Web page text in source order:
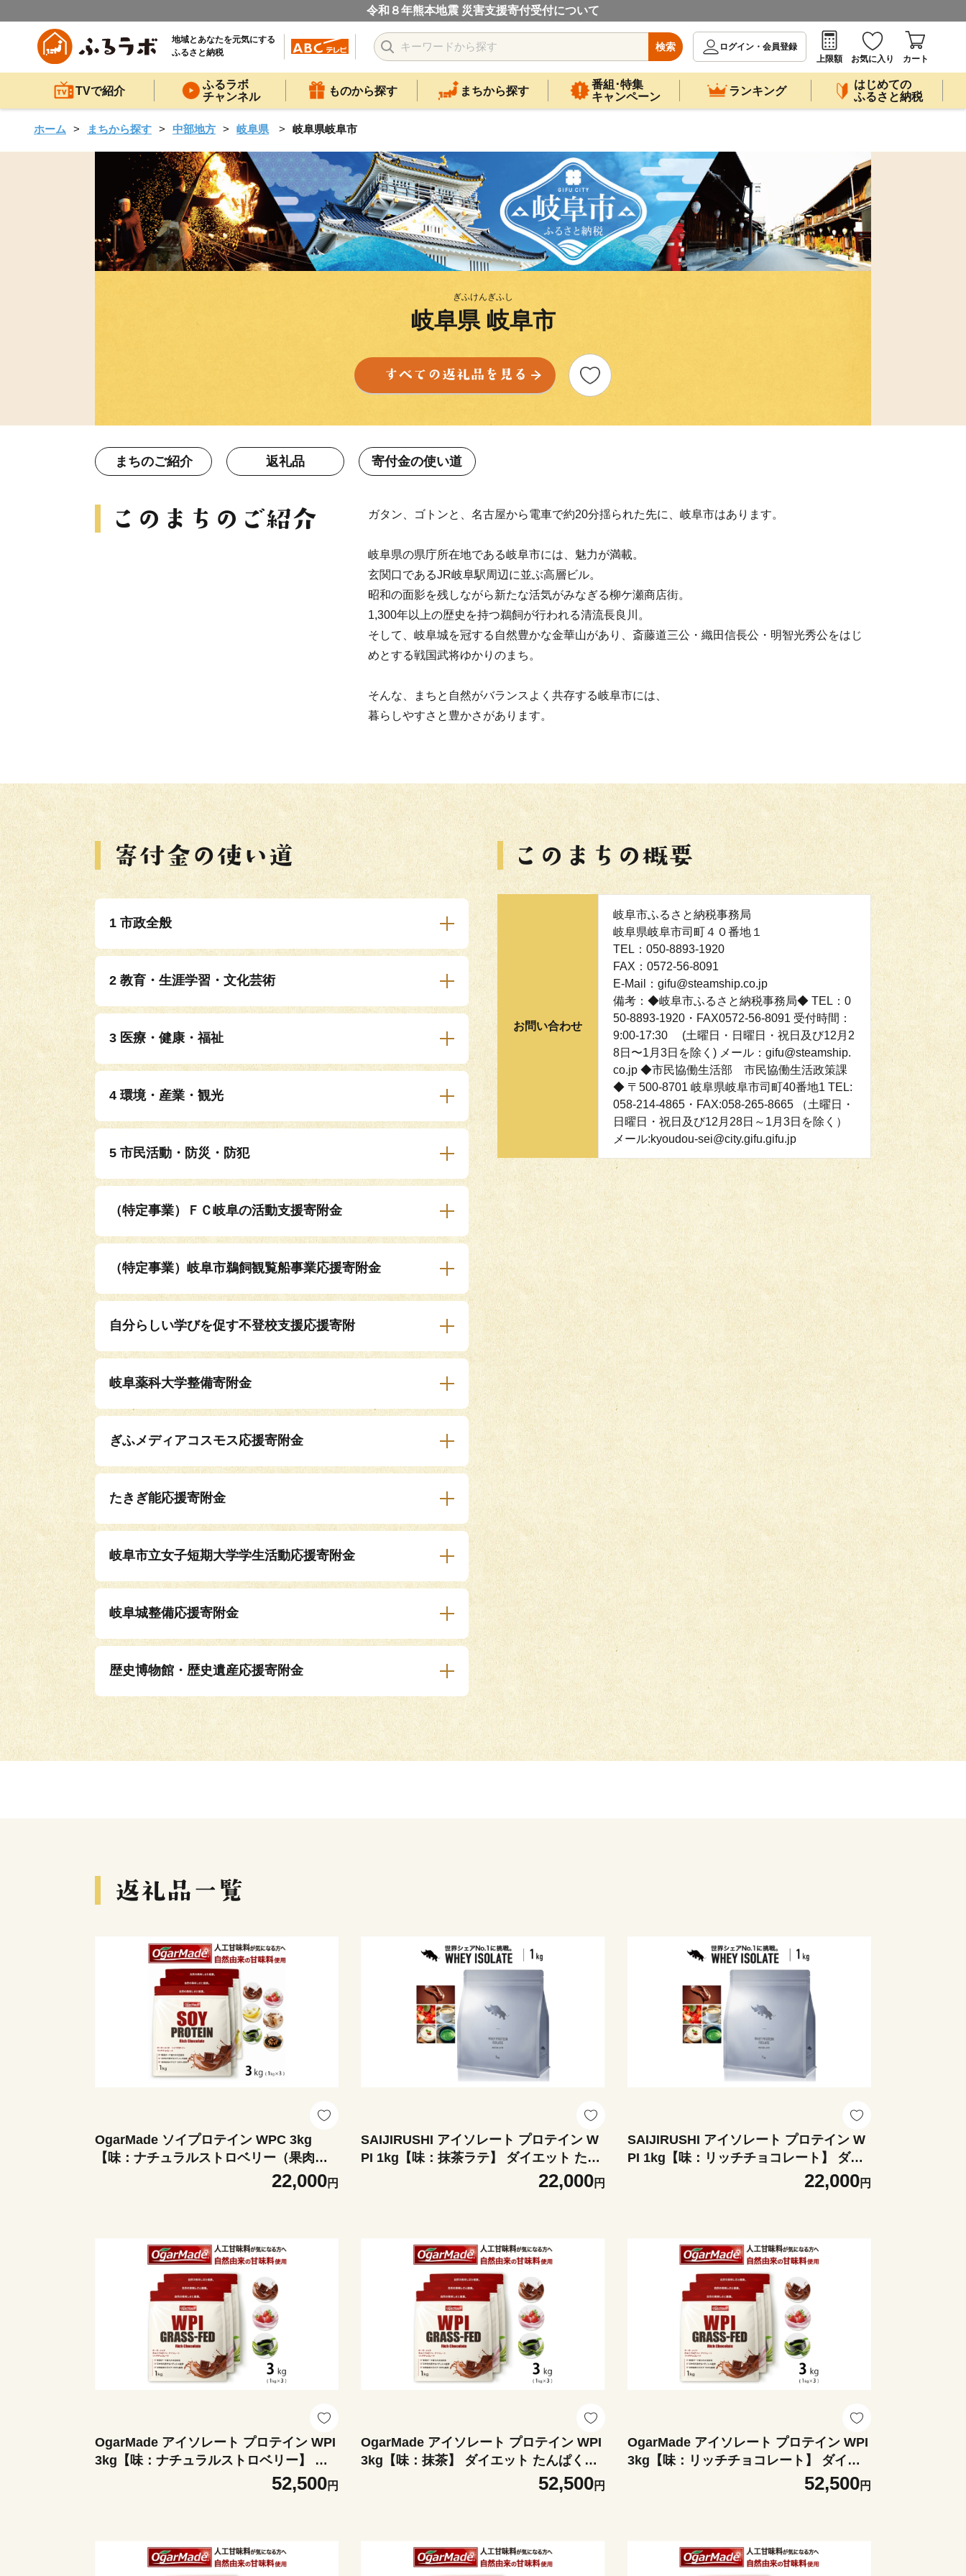
令和８年熊本地震 災害支援寄付受付について
地域とあなたを元気にする
ふるさと納税
検索
ログイン・会員登録
上限額
お気に入り カート
TVで紹介
ふるラボ
チャンネル
ものから探す まちから探す
番組･特集
キャンペーン
ランキング
はじめての
ふるさと納税
ホーム まちから探す 中部地方 岐阜県 岐阜県岐阜市
ぎふけんぎふし
岐阜県 岐阜市
まちのご紹介 返礼品 寄付金の使い道
ガタン、ゴトンと、名古屋から電車で約20分揺られた先に、岐阜市はあります。
岐阜県の県庁所在地である岐阜市には、魅力が満載。
玄関口であるJR岐阜駅周辺に並ぶ高層ビル。
昭和の面影を残しながら新たな活気がみなぎる柳ケ瀬商店街。
1,300年以上の歴史を持つ鵜飼が行われる清流長良川。
そして、岐阜城を冠する自然豊かな金華山があり、斎藤道三公・織田信長公・明智光秀公をはじ
めとする戦国武将ゆかりのまち。
そんな、まちと自然がバランスよく共存する岐阜市には、
暮らしやすさと豊かさがあります。
1 市政全般
2 教育・生涯学習・文化芸術
3 医療・健康・福祉
4 環境・産業・観光
5 市民活動・防災・防犯
（特定事業）ＦＣ岐阜の活動支援寄附金
（特定事業）岐阜市鵜飼観覧船事業応援寄附金
自分らしい学びを促す不登校支援応援寄附
岐阜薬科大学整備寄附金
ぎふメディアコスモス応援寄附金
たきぎ能応援寄附金
岐阜市立女子短期大学学生活動応援寄附金
岐阜城整備応援寄附金
歴史博物館・歴史遺産応援寄附金
お問い合わせ
岐阜市ふるさと納税事務局
岐阜県岐阜市司町４０番地１
TEL：050-8893-1920
FAX：0572-56-8091
E-Mail：gifu@steamship.co.jp
備考：◆岐阜市ふるさと納税事務局◆ TEL：0
50-8893-1920・FAX0572-56-8091 受付時間：
9:00-17:30 (土曜日・日曜日・祝日及び12月2
8日〜1月3日を除く) メール：gifu@steamship.
co.jp ◆市民協働生活部 市民協働生活政策課
◆ 〒500‐8701 岐阜県岐阜市司町40番地1 TEL:
058-214-4865・FAX:058-265-8665 （土曜日・
日曜日・祝日及び12月28日～1月3日を除く）
メール:kyoudou-sei@city.gifu.gifu.jp
OgarMade ソイプロテイン WPC 3kg
【味：ナチュラルストロベリー（果肉入
り）】 ダイエット たんぱく質 筋トレ 岐
22,000円
SAIJIRUSHI アイソレート プロテイン W
PI 1kg【味：抹茶ラテ】 ダイエット たん
ぱく質 ホエイ 岐阜市 / 犀印 [ANEO171]
22,000円
SAIJIRUSHI アイソレート プロテイン W
PI 1kg【味：リッチチョコレート】 ダイ
エット たんぱく質 ホエイ 岐阜市 / 犀印
22,000円
OgarMade アイソレート プロテイン WPI
3kg【味：ナチュラルストロベリー】 ダ
イエット たんぱく質 ホエイ 岐阜市 / 犀印
52,500円
OgarMade アイソレート プロテイン WPI
3kg【味：抹茶】 ダイエット たんぱく質
ホエイ 岐阜市 / 犀印 [ANEO167]52,500円
OgarMade アイソレート プロテイン WPI
3kg【味：リッチチョコレート】 ダイエ
ット たんぱく質 ホエイ 岐阜市 / 犀印 [AN
52,500円